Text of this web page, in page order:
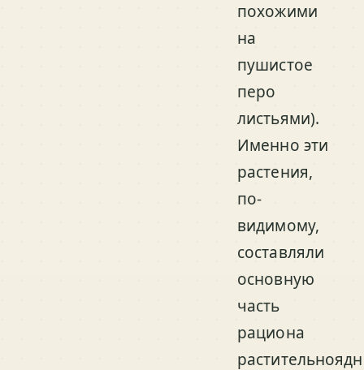
похожими
на
пушистое
перо
листьями).
Именно эти
растения,
по-
видимому,
составляли
основную
часть
рациона